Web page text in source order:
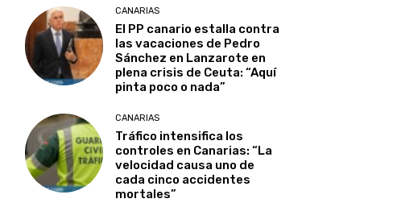
CANARIAS
El PP canario estalla contra
las vacaciones de Pedro
Sánchez en Lanzarote en
plena crisis de Ceuta: “Aquí
pinta poco o nada”
CANARIAS
Tráfico intensifica los
controles en Canarias: “La
velocidad causa uno de
cada cinco accidentes
mortales”